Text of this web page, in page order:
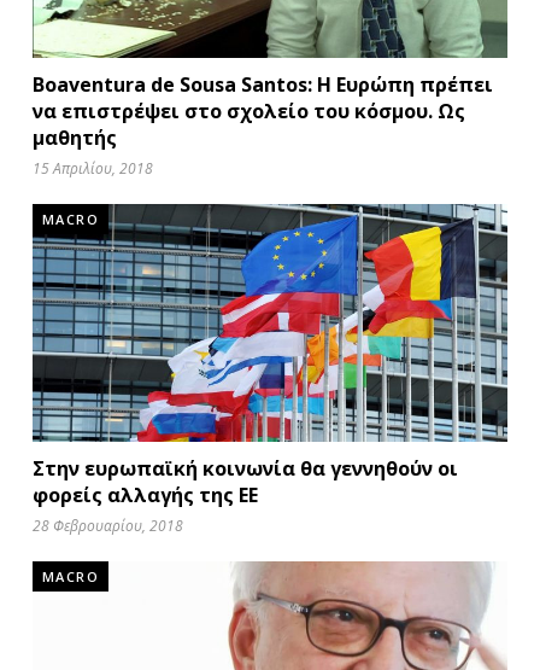
Boaventura de Sousa Santos: Η Ευρώπη πρέπει
να επιστρέψει στο σχολείο του κόσμου. Ως
μαθητής
15 Απριλίου, 2018
MACRO
Στην ευρωπαϊκή κοινωνία θα γεννηθούν οι
φορείς αλλαγής της ΕΕ
28 Φεβρουαρίου, 2018
MACRO